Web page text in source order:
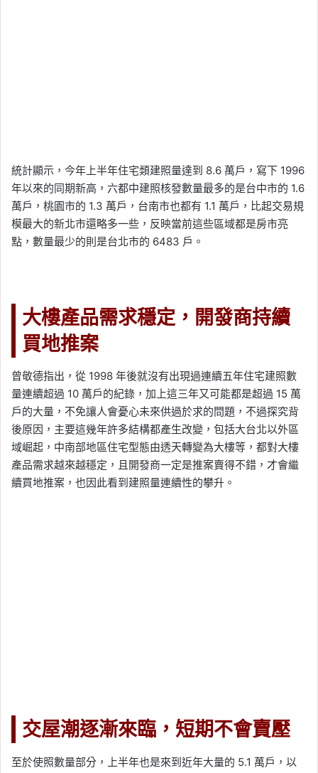
統計顯示，今年上半年住宅類建照量達到 8.6 萬戶，寫下 1996
年以來的同期新高，六都中建照核發數量最多的是台中市的 1.6
萬戶，桃園市的 1.3 萬戶，台南市也都有 1.1 萬戶，比起交易規
模最大的新北市還略多一些，反映當前這些區域都是房市亮
點，數量最少的則是台北市的 6483 戶。
大樓產品需求穩定，開發商持續
買地推案
曾敬德指出，從 1998 年後就沒有出現過連續五年住宅建照數
量連續超過 10 萬戶的紀錄，加上這三年又可能都是超過 15 萬
戶的大量，不免讓人會憂心未來供過於求的問題，不過探究背
後原因，主要這幾年許多結構都產生改變，包括大台北以外區
域崛起，中南部地區住宅型態由透天轉變為大樓等，都對大樓
產品需求越來越穩定，且開發商一定是推案賣得不錯，才會繼
續買地推案，也因此看到建照量連續性的攀升。
交屋潮逐漸來臨，短期不會賣壓
至於使照數量部分，上半年也是來到近年大量的 5.1 萬戶，以